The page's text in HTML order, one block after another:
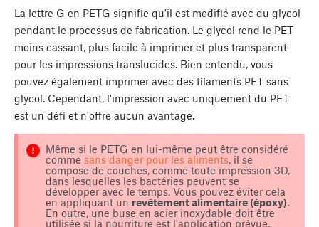
La lettre G en PETG signifie qu'il est modifié avec du glycol
pendant le processus de fabrication. Le glycol rend le PET
moins cassant, plus facile à imprimer et plus transparent
pour les impressions translucides. Bien entendu, vous
pouvez également imprimer avec des filaments PET sans
glycol. Cependant, l'impression avec uniquement du PET
est un défi et n'offre aucun avantage.
Même si le PETG en lui-même peut être considéré
comme sans danger pour les aliments, il se
compose de couches, comme toute impression 3D,
dans lesquelles les bactéries peuvent se
développer avec le temps. Vous pouvez éviter cela
en appliquant un revêtement alimentaire (époxy).
En outre, une buse en acier inoxydable doit être
utilisée si la nourriture est l'application prévue.